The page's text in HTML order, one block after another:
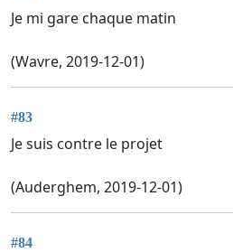
Je mi gare chaque matin
(Wavre, 2019-12-01)
#83
Je suis contre le projet
(Auderghem, 2019-12-01)
#84